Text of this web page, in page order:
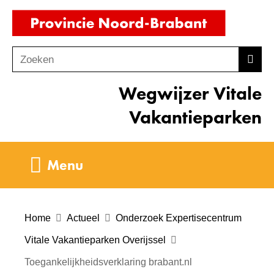
Ga
de
inhoud
o
n
Zoeken
Wegwijzer Vitale
Vakantieparken
Menu
Home Actueel Onderzoek Expertisecentrum
Vitale Vakantieparken Overijssel
Toegankelijkheidsverklaring brabant.nl